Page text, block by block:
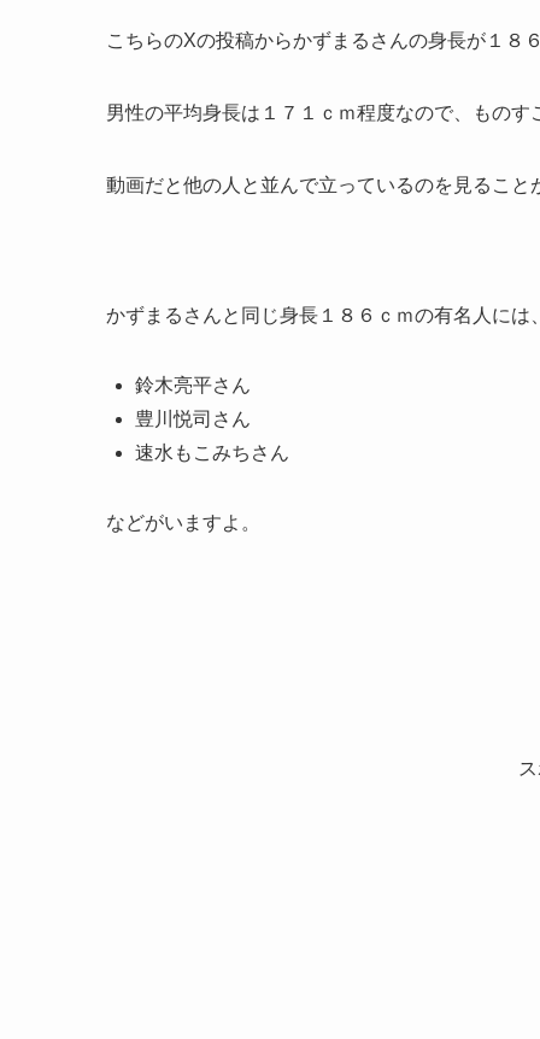
こちらのXの投稿からかずまるさんの身長が１８
男性の平均身長は１７１ｃｍ程度なので、ものす
動画だと他の人と並んで立っているのを見るこ
かずまるさんと同じ身長１８６ｃｍの有名人には
鈴木亮平さん
豊川悦司さん
速水もこみちさん
などがいますよ。